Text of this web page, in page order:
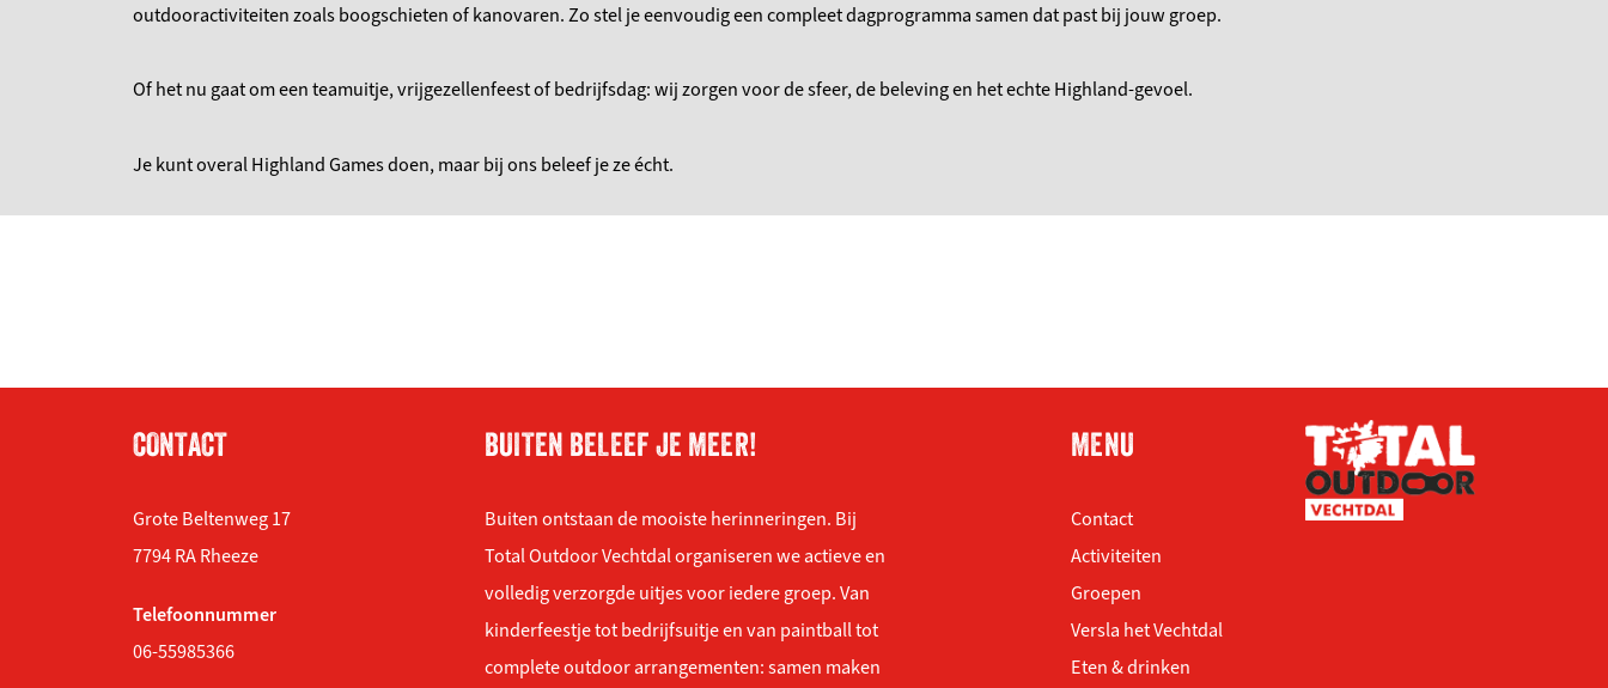
outdooractiviteiten zoals boogschieten of kanovaren. Zo stel je eenvoudig een compleet dagprogramma samen dat past bij jouw groep.
Of het nu gaat om een teamuitje, vrijgezellenfeest of bedrijfsdag: wij zorgen voor de sfeer, de beleving en het echte Highland-gevoel.
Je kunt overal Highland Games doen, maar bij ons beleef je ze écht.
CONTACT
Grote Beltenweg 17
7794 RA Rheeze
Telefoonnummer
06-55985366
BUITEN BELEEF JE MEER!
Buiten ontstaan de mooiste herinneringen. Bij
Total Outdoor Vechtdal organiseren we actieve en
volledig verzorgde uitjes voor iedere groep. Van
kinderfeestje tot bedrijfsuitje en van paintball tot
complete outdoor arrangementen: samen maken
MENU
Contact
Activiteiten
Groepen
Versla het Vechtdal
Eten & drinken